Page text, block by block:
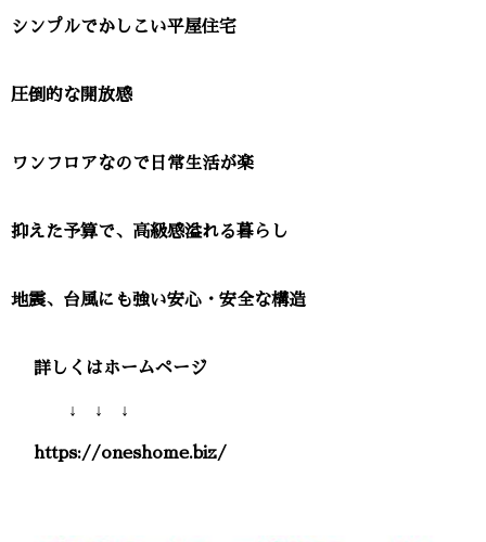
シンプルでかしこい平屋住宅
圧倒的な開放感
ワンフロアなので日常生活が楽
抑えた予算で、高級感溢れる暮らし
地震、台風にも強い安心・安全な構造
詳しくはホームページ
↓ ↓ ↓
https://oneshome.biz/